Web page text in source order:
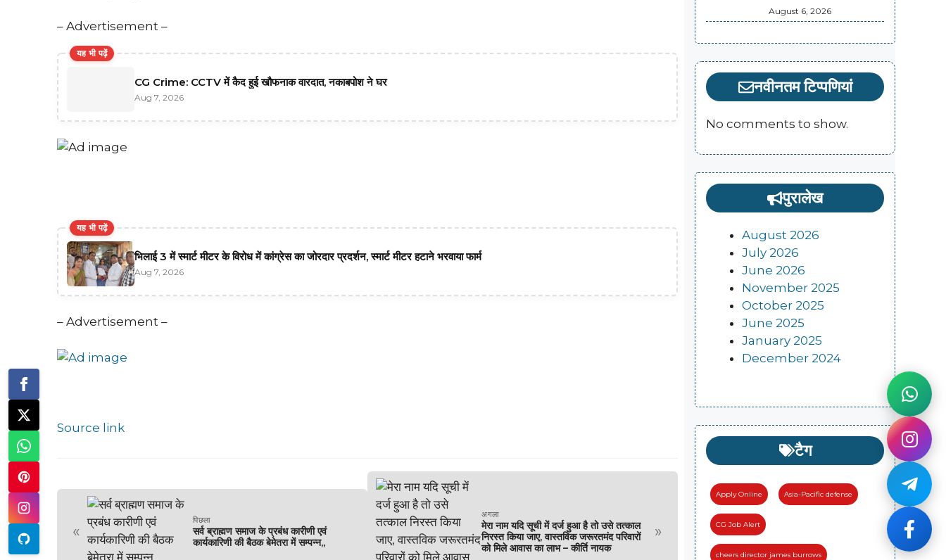
– Advertisement –
यह भी पढ़ें
CG Crime: CCTV में कैद हुई खौफनाक वारदात, नकाबपोश ने घर
Aug 7, 2026
यह भी पढ़ें
भिलाई 3 में स्मार्ट मीटर के विरोध में कांग्रेस का जोरदार प्रदर्शन, स्मार्ट मीटर हटाने भरवाया फार्म
Aug 7, 2026
– Advertisement –
Source link
«
पिछला
सर्व ब्राह्मण समाज के प्रबंध कारीणी एवं
कार्यकारिणी की बैठक बेमेतरा में सम्पन्न,,
अगला
मेरा नाम यदि सूची में दर्ज हुआ है तो उसे तत्काल
निरस्त किया जाए, वास्तविक जरूरतमंद परिवारों
को मिले आवास का लाभ – कीर्ति नायक
»
August 6, 2026
नवीनतम टिप्पणियां
No comments to show.
पुरालेख
August 2026
July 2026
June 2026
November 2025
October 2025
June 2025
January 2025
December 2024
टैग
Apply Online Asia-Pacific defense
CG Job Alert
cheers director james burrows